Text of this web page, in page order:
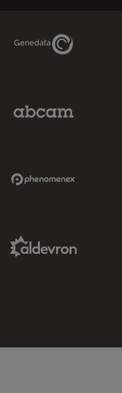
Genedata Link